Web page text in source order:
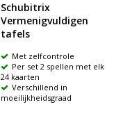
Schubitrix
Vermenigvuldigen
tafels
Met zelfcontrole
Per set 2 spellen met elk
24 kaarten
Verschillend in
moeilijkheidsgraad